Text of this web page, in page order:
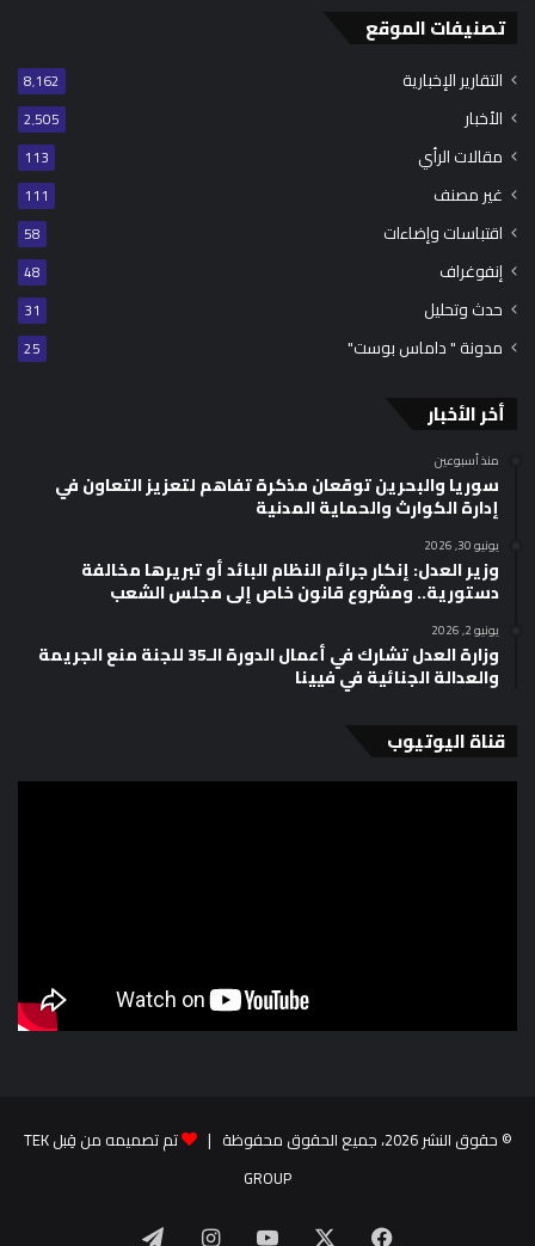
تصنيفات الموقع
التقارير الإخبارية 8٬162
الأخبار 2٬505
مقالات الرأي 113
غير مصنف 111
اقتباسات وإضاءات 58
إنفوغراف 48
حدث وتحليل 31
مدونة " داماس بوست" 25
أخر الأخبار
منذ أسبوعين
سوريا والبحرين توقعان مذكرة تفاهم لتعزيز التعاون في
إدارة الكوارث والحماية المدنية
يونيو 30, 2026
وزير العدل: إنكار جرائم النظام البائد أو تبريرها مخالفة
دستورية.. ومشروع قانون خاص إلى مجلس الشعب
يونيو 2, 2026
وزارة العدل تشارك في أعمال الدورة الـ35 للجنة منع الجريمة
والعدالة الجنائية في فيينا
قناة اليوتيوب
© حقوق النشر 2026، جميع الحقوق محفوظة |
تم تصميمه من قِبل TEK
GROUP
فيسبوك ‫YouTubeانستقرامتيلقرام